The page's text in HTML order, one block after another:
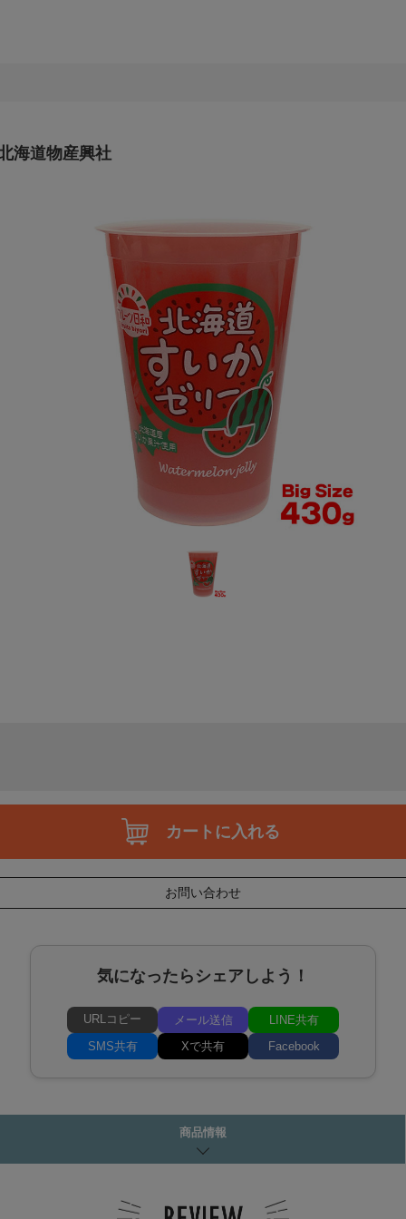
海道物産興社
カートに入れる
お問い合わせ
気になったらシェアしよう！
URLコピー メール送信
LINE共有
SMS共有
Xで共有 Facebook
商品情報